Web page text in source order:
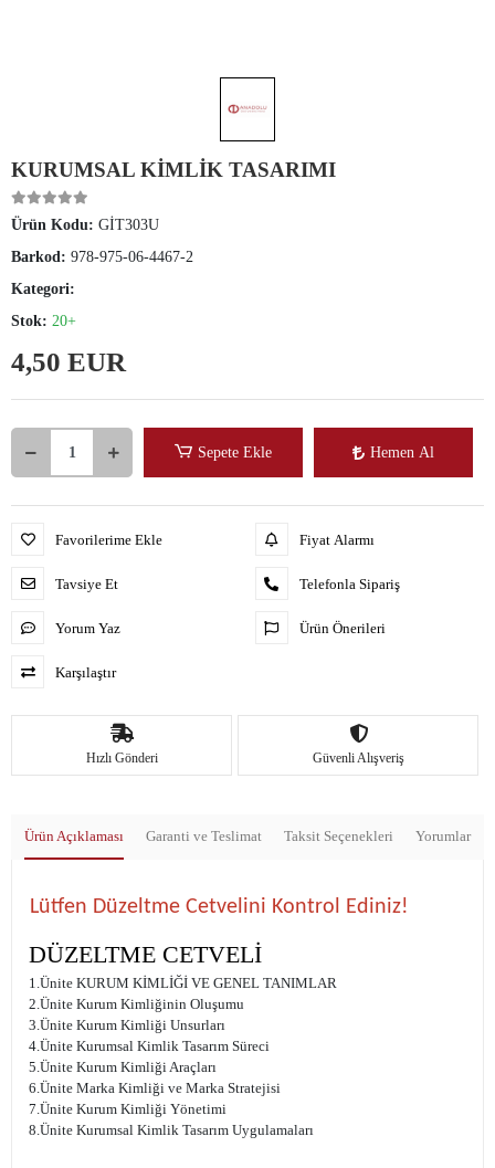
KURUMSAL KİMLİK TASARIMI
Ürün Kodu: GİT303U
Barkod: 978-975-06-4467-2
Kategori:
Stok: 20+
4,50 EUR
Sepete Ekle Hemen Al
Favorilerime Ekle
Tavsiye Et
Yorum Yaz
Karşılaştır
Fiyat Alarmı
Telefonla Sipariş
Ürün Önerileri
Hızlı Gönderi Güvenli Alışveriş
Ürün Açıklaması Garanti ve Teslimat Taksit Seçenekleri Yorumlar
Lütfen Düzeltme Cetvelini Kontrol Ediniz!
DÜZELTME CETVELİ
1.Ünite KURUM KİMLİĞİ VE GENEL TANIMLAR
2.Ünite Kurum Kimliğinin Oluşumu
3.Ünite Kurum Kimliği Unsurları
4.Ünite Kurumsal Kimlik Tasarım Süreci
5.Ünite Kurum Kimliği Araçları
6.Ünite Marka Kimliği ve Marka Stratejisi
7.Ünite Kurum Kimliği Yönetimi
8.Ünite Kurumsal Kimlik Tasarım Uygulamaları